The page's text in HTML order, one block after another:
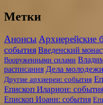
Метки
Анонсы Архиерейские
события Введенский
Вооруженными силами
расписания Дела молодежи
Другие архиереи: события
Епископ Иларион:
Епископ Иоанн: события